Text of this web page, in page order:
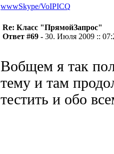
wwwSkype/VoIPICQ
Re: Класс "ПрямойЗапрос"
Ответ #69 - 30. Июля 2009 ::
Вобщем я так
тему и там
тестить и обо